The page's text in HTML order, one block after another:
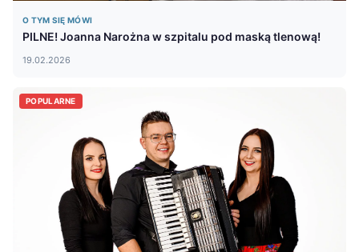
O TYM SIĘ MÓWI
PILNE! Joanna Narożna w szpitalu pod maską tlenową!
19.02.2026
POPULARNE